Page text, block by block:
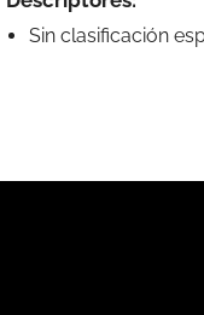
Sin clasificación